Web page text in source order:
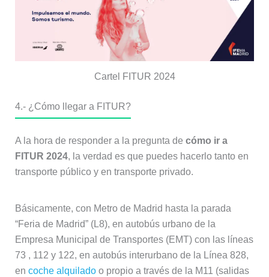
Cartel FITUR 2024
4.- ¿Cómo llegar a FITUR?
A la hora de responder a la pregunta de cómo ir a
FITUR 2024, la verdad es que puedes hacerlo tanto en
transporte público y en transporte privado.
Básicamente, con Metro de Madrid hasta la parada
“Feria de Madrid” (L8), en autobús urbano de la
Empresa Municipal de Transportes (EMT) con las líneas
73 , 112 y 122, en autobús interurbano de la Línea 828,
en coche alquiladoo propio a través de la M11 (salidas